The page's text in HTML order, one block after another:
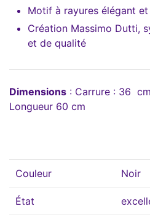
Motif à rayures élégant
Création Massimo Dutti,
et de qualité
Dimensions : Carrure : 36
Longueur 60 cm
Couleur Noir
État